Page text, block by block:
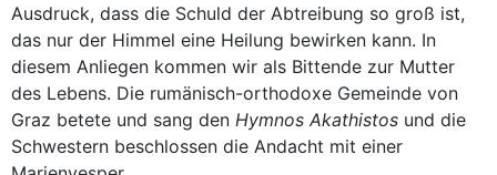
Ausdruck, dass die Schuld der Abtreibung so groß ist,
das nur der Himmel eine Heilung bewirken kann. In
diesem Anliegen kommen wir als Bittende zur Mutter
des Lebens. Die rumänisch-orthodoxe Gemeinde von
Graz betete und sang den Hymnos Akathistos und die
Schwestern beschlossen die Andacht mit einer